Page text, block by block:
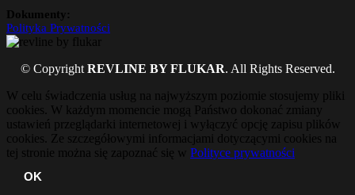
Dokumenty:
Polityka Prywatności
© Copyright REVLINE BY FLUKAR. All Rights Reserved.
W celu świadczenia usług na najwyższym poziomie stosujemy pliki
cookies. W każdym momencie mogą Państwo dokonać zmiany
ustawień przeglądarki internetowej i wyłączyć opcję zapisu plików
cookies. Ze szczegółowymi informacjami dotyczącymi cookies na
tej stronie można się zapoznać się w Polityce prywatności
OK